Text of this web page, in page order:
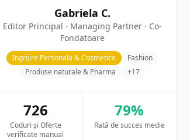
Gabriela C.
Editor Principal · Managing Partner · Co-
Fondatoare
Ingrijire Personala & Cosmetice
Fashion
Produse naturale & Pharma
+17
726
Coduri și Oferte
verificate manual
79%
Rată de succes medie